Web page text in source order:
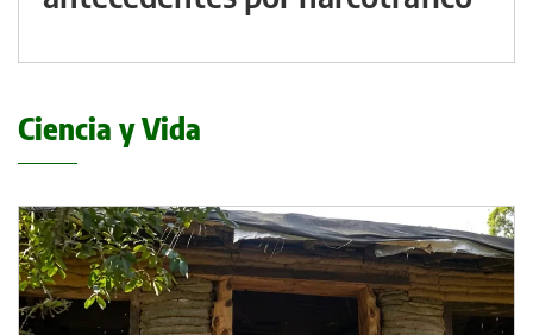
Ciencia y Vida